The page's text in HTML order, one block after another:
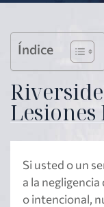
Índice
Lesiones
Si usted o un
a la
o intencional,